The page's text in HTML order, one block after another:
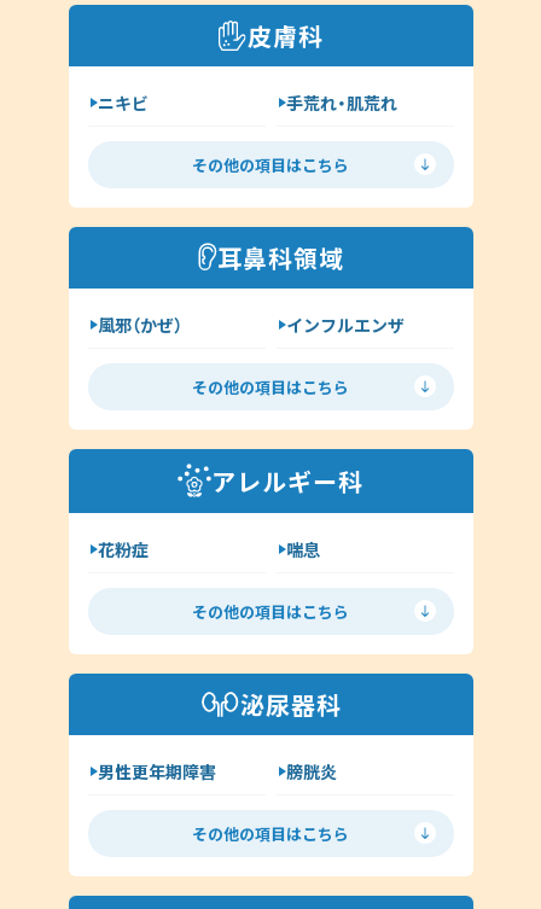
咳喘息
消化器内科
呼吸器内科
新型コロナウイルス感染症
皮膚科
ニキビ
手荒れ・肌荒れ
じんましん
水虫
ヘルペス
帯状疱疹
イボ（尋常性疣贅:ゆうぜい）
しみ・肝斑
ハイドロキノン
その他（皮膚科）
その他の項目はこちら
耳鼻科領域
風邪（かぜ）
インフルエンザ
扁桃炎
花粉症
舌下免疫療法
中耳炎
クラミジア
その他（耳鼻科領域）
その他の項目はこちら
アレルギー科
花粉症
喘息
舌下免疫療法
アレルギー検査
手荒れ・肌荒れ
じんましん
その他（アレルギー科）
その他の項目はこちら
泌尿器科
男性更年期障害
膀胱炎
尿道炎
亀頭包皮炎
性病の種類について
ヘルペス
その他の項目はこちら